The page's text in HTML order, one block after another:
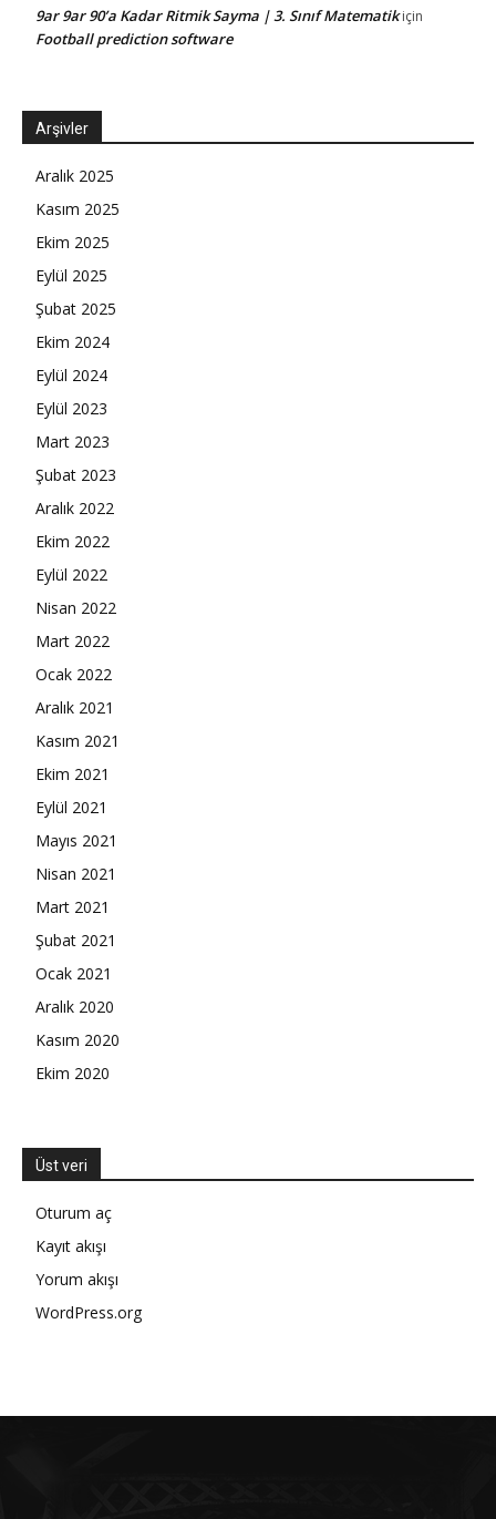
9ar 9ar 90’a Kadar Ritmik Sayma | 3. Sınıf Matematikiçin
Football prediction software
Arşivler
Aralık 2025
Kasım 2025
Ekim 2025
Eylül 2025
Şubat 2025
Ekim 2024
Eylül 2024
Eylül 2023
Mart 2023
Şubat 2023
Aralık 2022
Ekim 2022
Eylül 2022
Nisan 2022
Mart 2022
Ocak 2022
Aralık 2021
Kasım 2021
Ekim 2021
Eylül 2021
Mayıs 2021
Nisan 2021
Mart 2021
Şubat 2021
Ocak 2021
Aralık 2020
Kasım 2020
Ekim 2020
Üst veri
Oturum aç
Kayıt akışı
Yorum akışı
WordPress.org